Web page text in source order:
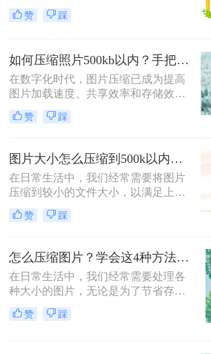
游照，而且不知道你们有没有储存好
看图片的习惯呢？这样下来我们电脑
软件将图片进行批量压缩，就可以缓
解电脑的内存压力，让它运行更加顺
畅。那么你们知道照片如何免费压缩
吗？相信这篇文章可以给你一点参
考。
赞 踩
如何压缩照片500kb以内？手把手教你4个压缩方法！
在数字化时代，图片压缩已成为提高
图片加载速度、共享效率和存储效率
的重要手段。无论是个人用户还是企
业用户，都经常需要将照片压缩到特
压缩照片500kb以内呢？本文将介绍
四种将照片压缩到500KB以内的方
法。
赞 踩
图片大小怎么压缩到500k以内？分享四种常用压缩方法！
在日常生活中，我们经常需要将图片
压缩到较小的文件大小，以满足上
传、发送或存储的需求那么图片大小
怎么压缩到500k以内呢？本文将介绍
法。
赞 踩
怎么压缩图片？学会这4种方法可以轻松压缩大小!
在日常生活中，我们经常需要处理各
种大小的图片，无论是为了节省存储
空间，还是为了加快网页加载速度，
压缩图片都是一个非常实用的技能。
赞 踩